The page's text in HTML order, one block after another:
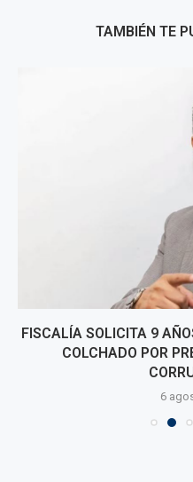
TAMBIÉN TE
FISCALÍA SOLICITA 9
COLCHADO POR
6